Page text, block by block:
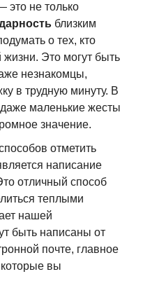
не только
близким
о тех, кто
Это могут быть
незнакомцы,
в трудную минуту. В
маленькие жесты
значение.
отметить
написание
отличный способ
теплыми
нашей
быть написаны от
почте, главное
вы